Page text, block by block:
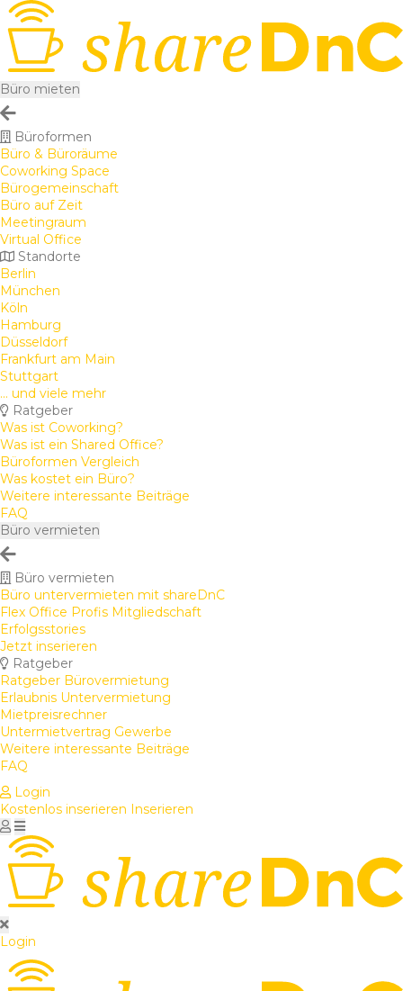
Büro mieten
Büroformen
Büro & Büroräume
Coworking Space
Bürogemeinschaft
Büro auf Zeit
Meetingraum
Virtual Office
Standorte
Berlin
München
Köln
Hamburg
Düsseldorf
Frankfurt am Main
Stuttgart
... und viele mehr
Ratgeber
Was ist Coworking?
Was ist ein Shared Office?
Büroformen Vergleich
Was kostet ein Büro?
Weitere interessante Beiträge
FAQ
Büro vermieten
Büro vermieten
Büro untervermieten mit shareDnC
Flex Office Profis Mitgliedschaft
Erfolgsstories
Jetzt inserieren
Ratgeber
Ratgeber Bürovermietung
Erlaubnis Untervermietung
Mietpreisrechner
Untermietvertrag Gewerbe
Weitere interessante Beiträge
FAQ
Login
Kostenlos inserieren Inserieren
Login